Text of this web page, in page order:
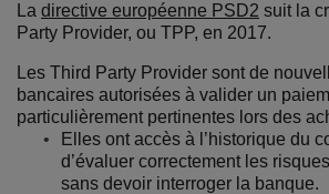
La directive européenne PSD2 suit la
Party Provider, ou TPP, en 2017.
Les Third Party Provider sont de
bancaires autorisées à valider un
particulièrement pertinentes lors des
Elles ont accès à l’historique du
d’évaluer correctement les
sans devoir interroger la banque.